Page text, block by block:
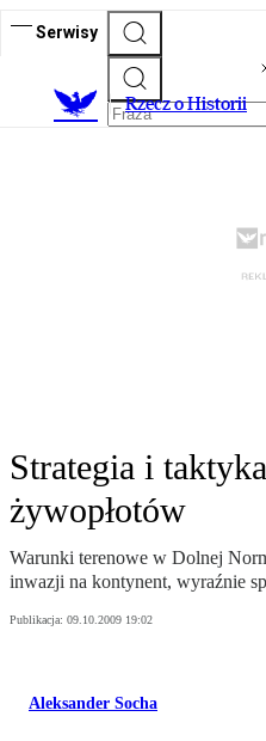
Serwisy
Rzecz o Historii
Strategia i
żywopłotów
Warunki terenowe w Dolnej
inwazji na kontynent, wyraźnie
Publikacja: 09.10.2009 19:02
Aleksander Socha